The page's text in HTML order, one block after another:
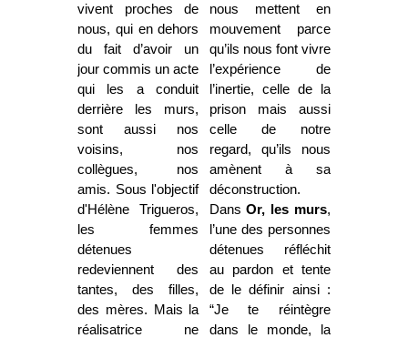
vivent proches de
nous, qui en dehors
du fait d’avoir un
jour commis un acte
qui les a conduit
derrière les murs,
sont aussi nos
voisins, nos
collègues, nos
amis. Sous l'objectif
d'Hélène Trigueros,
les femmes
détenues
redeviennent des
tantes, des filles,
des mères. Mais la
réalisatrice ne
nous mettent en
mouvement parce
qu’ils nous font vivre
l’expérience de
l’inertie, celle de la
prison mais aussi
celle de notre
regard, qu’ils nous
amènent à sa
déconstruction.
DansOr, les murs,
l’une des personnes
détenues réfléchit
au pardon et tente
de le définir ainsi :
“Je te réintègre
dans le monde, la